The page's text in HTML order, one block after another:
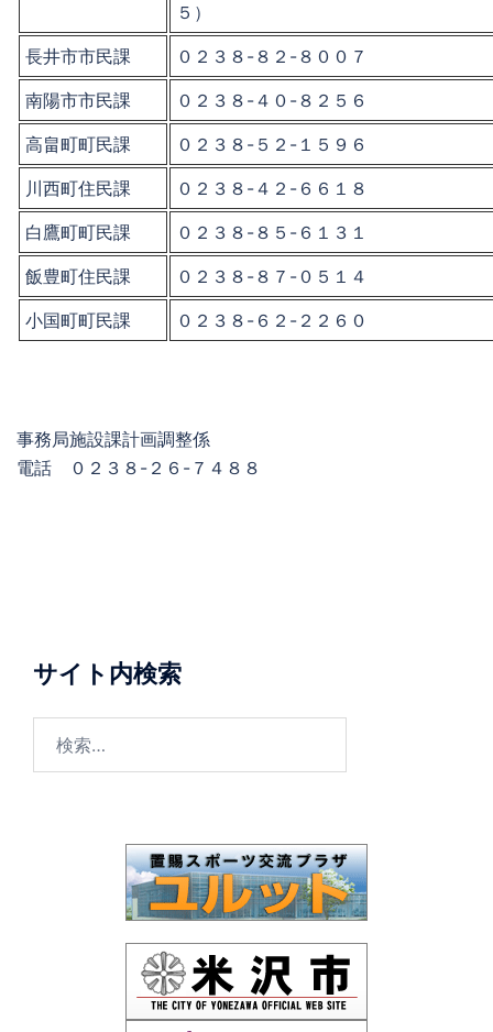
５）
長井市市民課
０２３８-８２-８００７
南陽市市民課
０２３８-４０-８２５６
高畠町町民課
０２３８-５２-１５９６
川西町住民課
０２３８-４２-６６１８
白鷹町町民課
０２３８-８５-６１３１
飯豊町住民課
０２３８-８７-０５１４
小国町町民課
０２３８-６２-２２６０
事務局施設課計画調整係
電話 ０２３８-２６-７４８８
サイト内検索